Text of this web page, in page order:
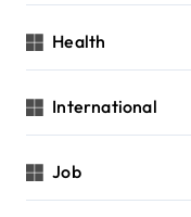
Health
International
Job